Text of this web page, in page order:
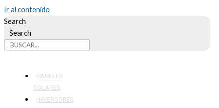
Ir al contenido
Search
Search
PANELES
SOLARES
INVERSORES